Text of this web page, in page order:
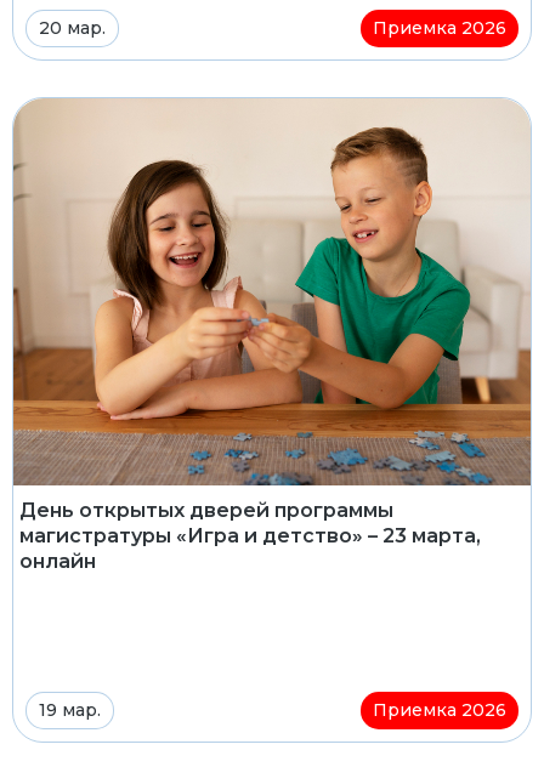
20 мар. Приемка 2026
День открытых дверей программы
магистратуры «Игра и детство» – 23 марта,
онлайн
19 мар. Приемка 2026